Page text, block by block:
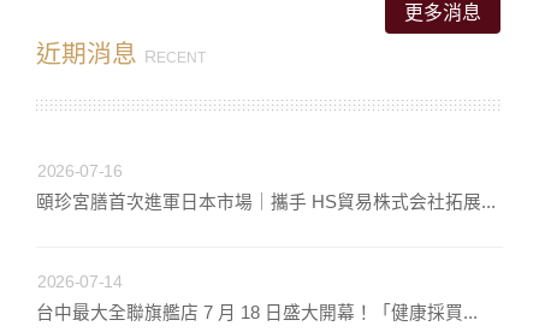
更多消息
近期消息 RECENT
2026-07-16
頤珍宮膳首次進軍日本市場｜攜手 HS貿易株式会社拓展...
2026-07-14
台中最大全聯旗艦店 7 月 18 日盛大開幕！「健康採買...